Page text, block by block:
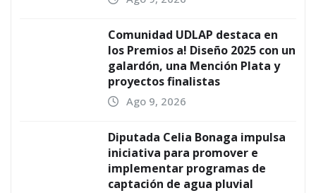
Comunidad UDLAP destaca en
los Premios a! Diseño 2025 con un
galardón, una Mención Plata y
proyectos finalistas
Ago 9, 2026
Diputada Celia Bonaga impulsa
iniciativa para promover e
implementar programas de
captación de agua pluvial